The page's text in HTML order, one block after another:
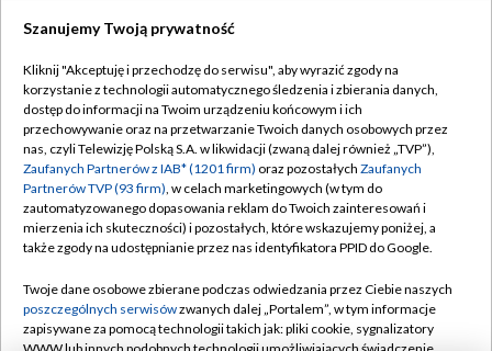
France
Z kim zagra GKS w 3. rundzie el. Ligi
Konferencji? Sprawdź, kiedy mecze!
Abonament TVP
Sklep TVP
Regulamin TVP
Polityka prywatności
Szanujemy Twoją prywatność
Kliknij "Akceptuję i przechodzę do serwisu", aby wyrazić zgody na
korzystanie z technologii automatycznego śledzenia i zbierania danych,
dostęp do informacji na Twoim urządzeniu końcowym i ich
przechowywanie oraz na przetwarzanie Twoich danych osobowych przez
nas, czyli Telewizję Polską S.A. w likwidacji (zwaną dalej również „TVP”),
Zaufanych Partnerów z IAB* (1201 firm) oraz pozostałych Zaufanych
Partnerów TVP (93 firm), w celach marketingowych (w tym do
zautomatyzowanego dopasowania reklam do Twoich zainteresowań i
mierzenia ich skuteczności) i pozostałych, które wskazujemy poniżej, a
także zgody na udostępnianie przez nas identyfikatora PPID do Google.
Twoje dane osobowe zbierane podczas odwiedzania przez Ciebie naszych
poszczególnych serwisówzwanych dalej „Portalem”, w tym informacje
zapisywane za pomocą technologii takich jak: pliki cookie, sygnalizatory